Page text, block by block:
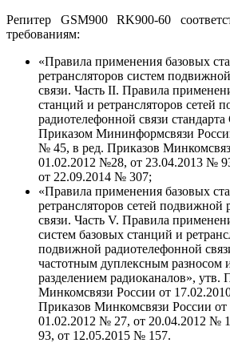
Репитер GSM900 RK900-60
требованиям:
«Правила применения базовых
ретрансляторов систем
связи. Часть II. Правила
станций и ретрансляторов сетей
радиотелефонной связи
Приказом Мининформсвязи
№ 45, в ред. Приказов
01.02.2012 №28, от 23.04.2013 №
от 22.09.2014 № 307;
«Правила применения базовых
ретрансляторов сетей подвижной
связи. Часть V. Правила
систем базовых станций и
подвижной радиотелефонной
частотным дуплексным разносом
разделением радиоканалов», утв.
Минкомсвязи России от
Приказов Минкомсвязи России
01.02.2012 № 27, от 20.04.2012 №
93, от 12.05.2015 № 157.